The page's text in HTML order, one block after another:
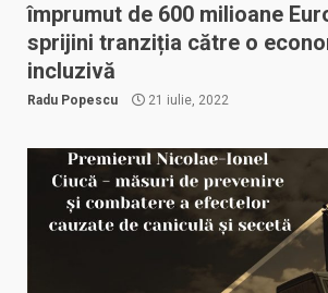
împrumut de 600 milioane
sprijini tranziția către o
incluzivă
Radu Popescu 21 iulie, 2022